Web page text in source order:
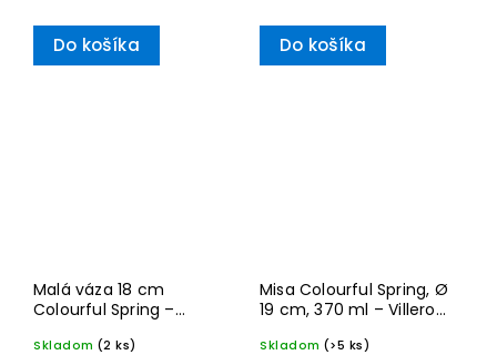
Do košíka Do košíka
Malá váza 18 cm
Colourful Spring –
Skladom (2 ks)
Misa Colourful Spring, Ø
19 cm, 370 ml – Villeroy
Skladom (>5 ks)